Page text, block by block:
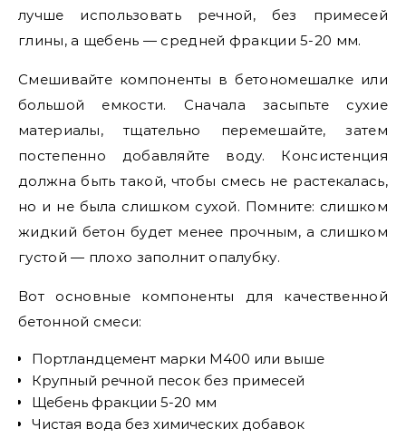
лучше использовать речной, без примесей
глины, а щебень — средней фракции 5-20 мм.
Смешивайте компоненты в бетономешалке или
большой емкости. Сначала засыпьте сухие
материалы, тщательно перемешайте, затем
постепенно добавляйте воду. Консистенция
должна быть такой, чтобы смесь не растекалась,
но и не была слишком сухой. Помните: слишком
жидкий бетон будет менее прочным, а слишком
густой — плохо заполнит опалубку.
Вот основные компоненты для качественной
бетонной смеси:
Портландцемент марки М400 или выше
Крупный речной песок без примесей
Щебень фракции 5-20 мм
Чистая вода без химических добавок